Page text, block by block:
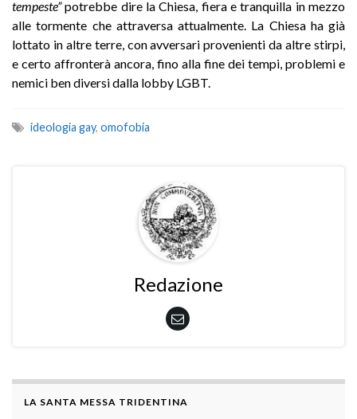
tempeste”potrebbe dire la Chiesa, fiera e tranquilla in mezzo
alle tormente che attraversa attualmente. La Chiesa ha già
lottato in altre terre, con avversari provenienti da altre stirpi,
e certo affronterà ancora, fino alla fine dei tempi, problemi e
nemici ben diversi dalla lobby LGBT.
ideologia gay, omofobia
Redazione
LA SANTA MESSA TRIDENTINA